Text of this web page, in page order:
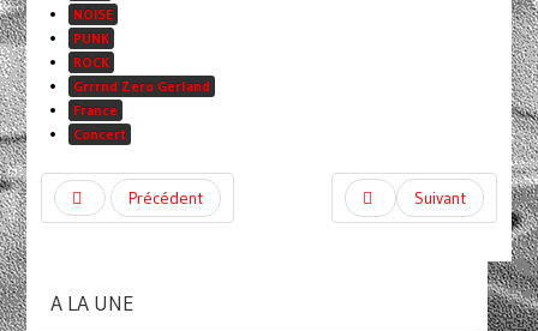
NOISE
PUNK
ROCK
Grrrnd Zero Gerland
France
Concert
Précédent Suivant
A LA UNE